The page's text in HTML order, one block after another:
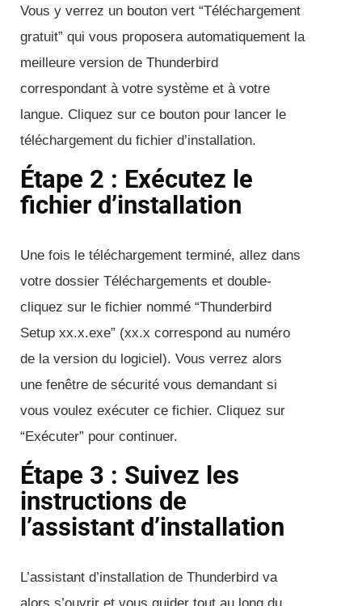
Vous y verrez un bouton vert “Téléchargement
gratuit” qui vous proposera automatiquement la
meilleure version de Thunderbird
correspondant à votre système et à votre
langue. Cliquez sur ce bouton pour lancer le
téléchargement du fichier d’installation.
Étape 2 : Exécutez le
fichier d’installation
Une fois le téléchargement terminé, allez dans
votre dossier Téléchargements et double-
cliquez sur le fichier nommé “Thunderbird
Setup xx.x.exe” (xx.x correspond au numéro
de la version du logiciel). Vous verrez alors
une fenêtre de sécurité vous demandant si
vous voulez exécuter ce fichier. Cliquez sur
“Exécuter” pour continuer.
Étape 3 : Suivez les
instructions de
l’assistant d’installation
L’assistant d’installation de Thunderbird va